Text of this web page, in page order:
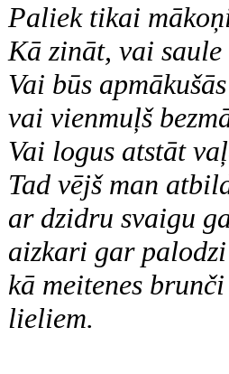
Paliek tikai
Kā zināt, vai
Vai būs
vai vienmuļš
Vai logus atstāt
Tad vējš man
ar dzidru svaigu
aizkari gar
kā meitenes
lieliem.